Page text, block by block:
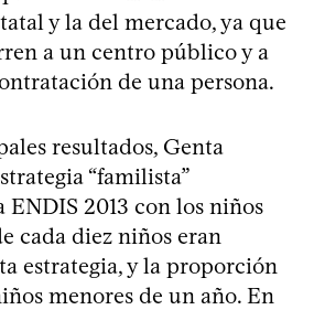
y la del mercado, ya que
a un centro público y a
de una persona.
resultados, Genta
“familista”
2013 con los niños
cada diez niños eran
estrategia, y la proporción
menores de un año. En